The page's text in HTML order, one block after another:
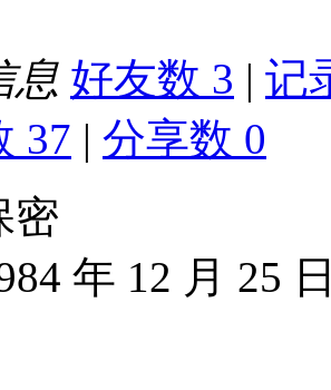
息 好友数 3 | 记
37 | 分享数 0
密
年 12 月 25